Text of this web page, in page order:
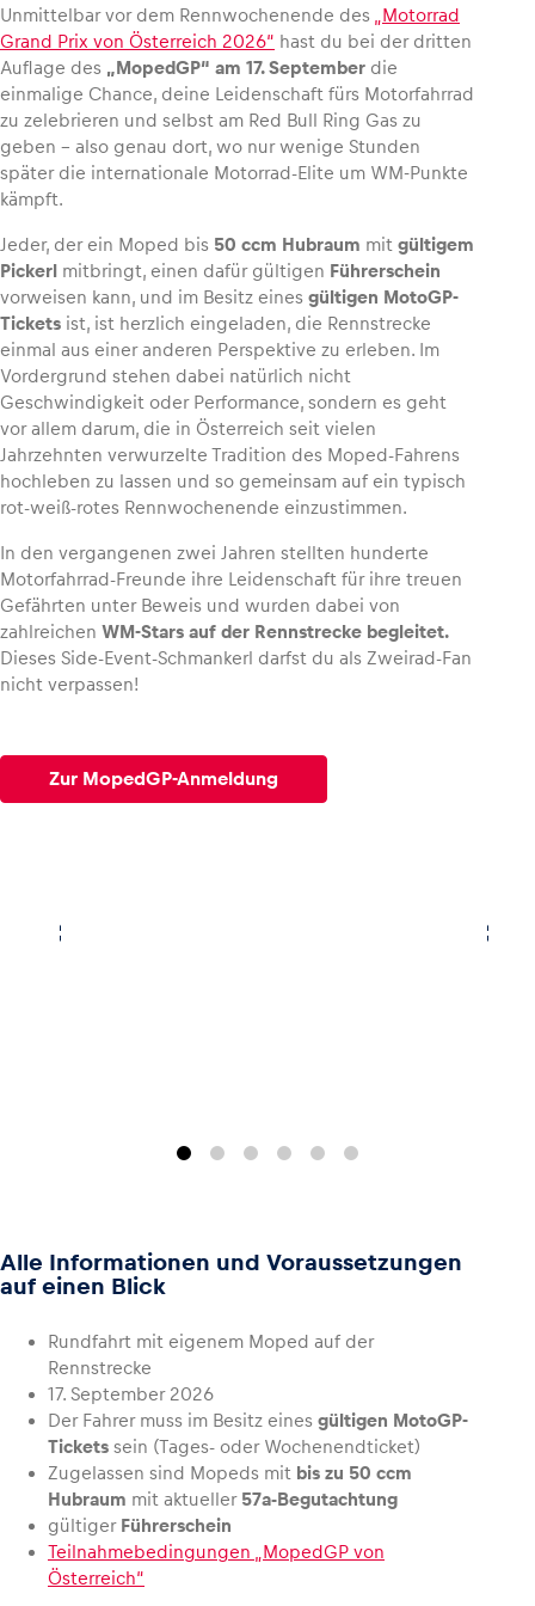
Fahrzeug
Alle anzeigen
Business
Alle anzeigen
Glossar
Alle anzeigen
Unmittelbar vor dem Rennwochenende des
„Motorrad
Grand Prix von Österreich 2026“ hast du bei der dritten
Auflage des „MopedGP“ am 17. September die
einmalige Chance, deine Leidenschaft fürs Motorfahrrad
zu zelebrieren und selbst am Red Bull Ring Gas zu
geben – also genau dort, wo nur wenige Stunden
später die internationale Motorrad-Elite um WM-Punkte
kämpft.
Jeder, der ein Moped bis 50 ccm Hubraum mit gültigem
Pickerl mitbringt, einen dafür gültigen Führerschein
vorweisen kann, und im Besitz eines gültigen MotoGP-
Tickets ist, ist herzlich eingeladen, die Rennstrecke
einmal aus einer anderen Perspektive zu erleben. Im
Vordergrund stehen dabei natürlich nicht
Geschwindigkeit oder Performance, sondern es geht
vor allem darum, die in Österreich seit vielen
Jahrzehnten verwurzelte Tradition des Moped-Fahrens
hochleben zu lassen und so gemeinsam auf ein typisch
rot-weiß-rotes Rennwochenende einzustimmen.
In den vergangenen zwei Jahren stellten hunderte
Motorfahrrad-Freunde ihre Leidenschaft für ihre treuen
Gefährten unter Beweis und wurden dabei von
zahlreichen WM-Stars auf der Rennstrecke begleitet.
Dieses Side-Event-Schmankerl darfst du als Zweirad-Fan
nicht verpassen!
Zur MopedGP-Anmeldung
Alle Informationen und Voraussetzungen
auf einen Blick
Rundfahrt mit eigenem Moped auf der
Rennstrecke
17. September 2026
Der Fahrer muss im Besitz eines gültigen MotoGP-
Tickets sein (Tages- oder Wochenendticket)
Zugelassen sind Mopeds mit bis zu 50 ccm
Hubraum mit aktueller 57a-Begutachtung
gültigerFührerschein
Teilnahmebedingungen „MopedGP von
Österreich“